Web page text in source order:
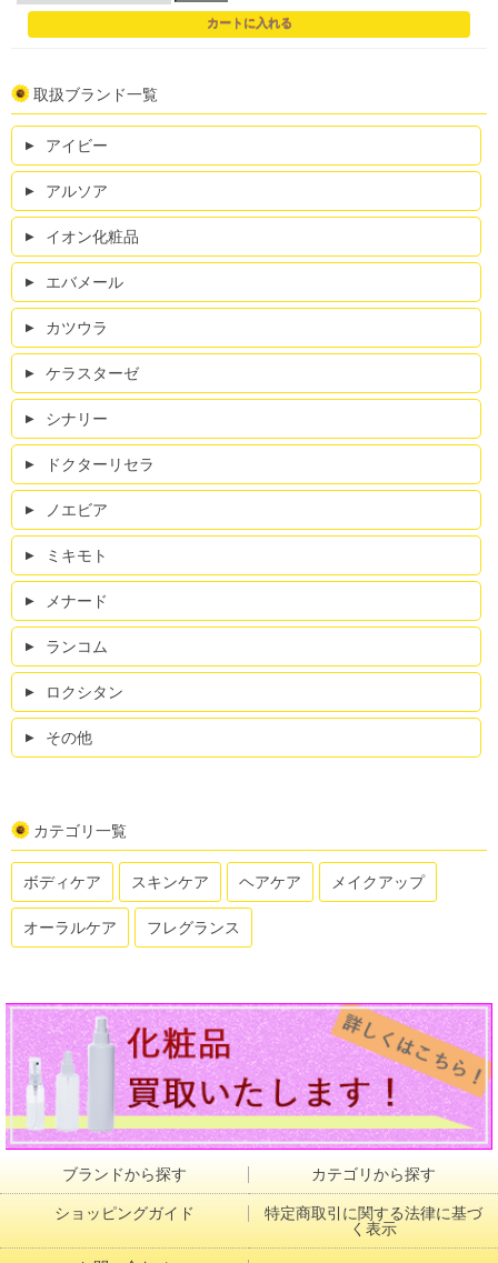
取扱ブランド一覧
アイビー
アルソア
イオン化粧品
エバメール
カツウラ
ケラスターゼ
シナリー
ドクターリセラ
ノエビア
ミキモト
メナード
ランコム
ロクシタン
その他
カテゴリ一覧
ボディケア スキンケア ヘアケア メイクアップ
オーラルケア フレグランス
ブランドから探す カテゴリから探す
ショッピングガイド
特定商取引に関する法律に基づ
く表示